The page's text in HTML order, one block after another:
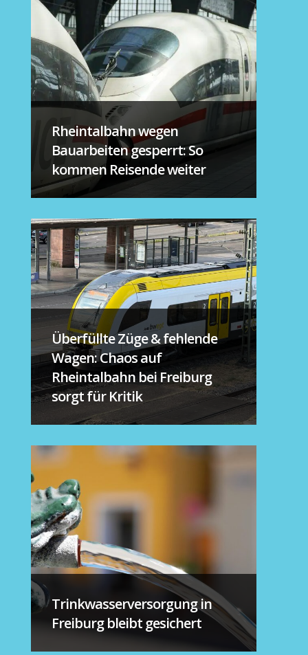
Rheintalbahn wegen
Bauarbeiten gesperrt: So
kommen Reisende weiter
Überfüllte Züge & fehlende
Wagen: Chaos auf
Rheintalbahn bei Freiburg
sorgt für Kritik
Trinkwasserversorgung in
Freiburg bleibt gesichert